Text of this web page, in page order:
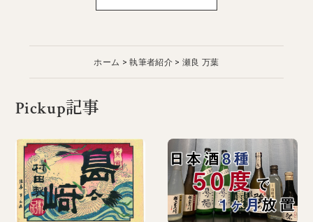
ホーム 執筆者紹介 瀬良 万葉
Pickup記事